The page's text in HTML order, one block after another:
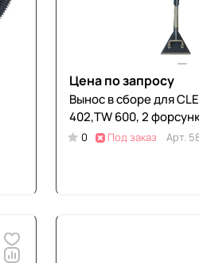
Цена по запросу
Вынос в сборе для
402,TW 600, 2
0 Под заказ Арт.